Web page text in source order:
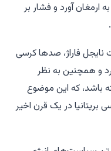
ارمغان آورد و فشار بر
فاراژ، صدها کرسی
و همچنین به نظر
باشد، که این موضوع
بریتانیا در یک قرن اخیر